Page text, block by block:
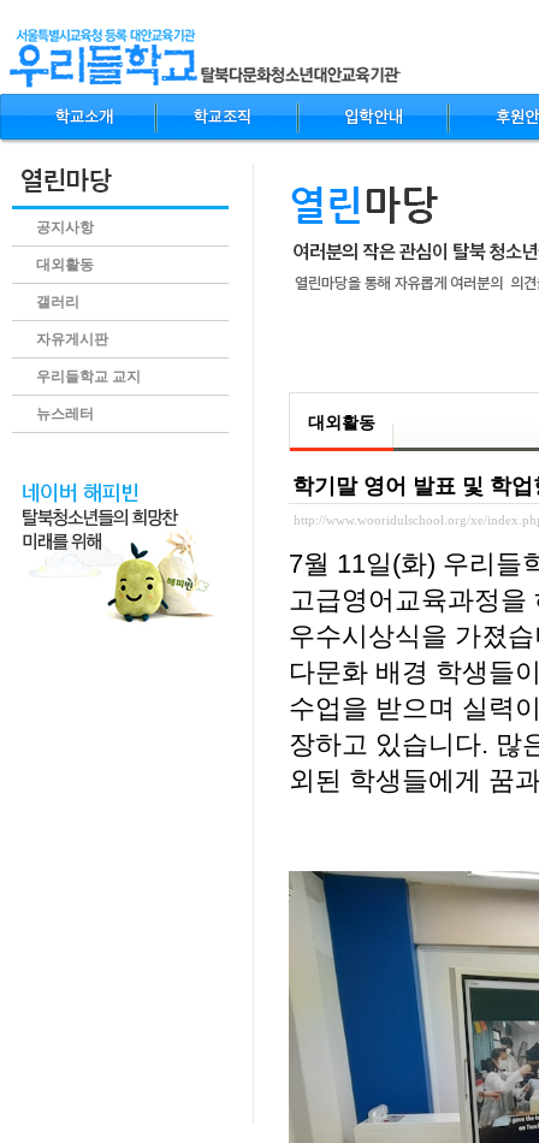
공지사항
대외활동
갤러리
자유게시판
우리들학교 교지
뉴스레터 대외활동
학기말 영어 발표 및 학
http://www.wooridulschool.org/xe/
7월 11일(화) 우리들
고급영어교육과정을
우수시상식을 가졌
다문화 배경 학생들
수업을 받으며 실력
장하고 있습니다. 많
외된 학생들에게 꿈